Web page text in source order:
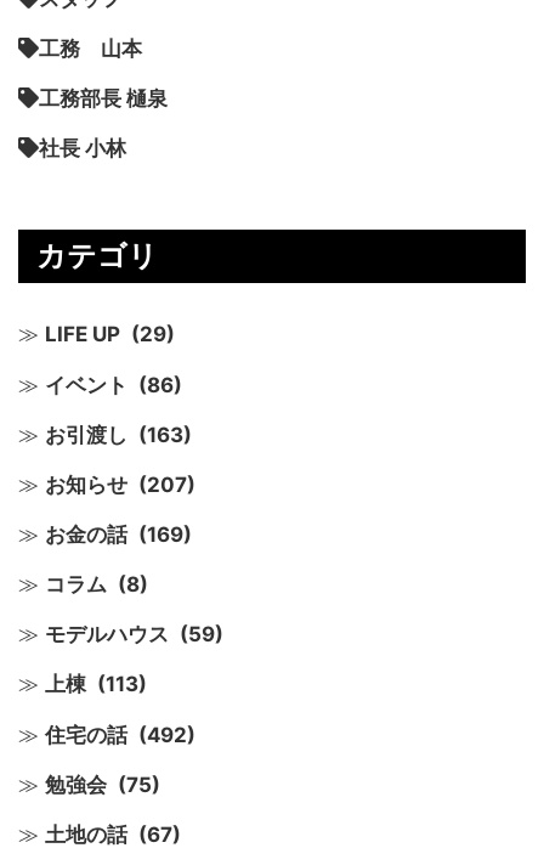
工務 山本
工務部長 樋泉
社長 小林
カテゴリ
LIFE UP (29)
イベント (86)
お引渡し (163)
お知らせ (207)
お金の話 (169)
コラム (8)
モデルハウス (59)
上棟 (113)
住宅の話 (492)
勉強会 (75)
土地の話 (67)